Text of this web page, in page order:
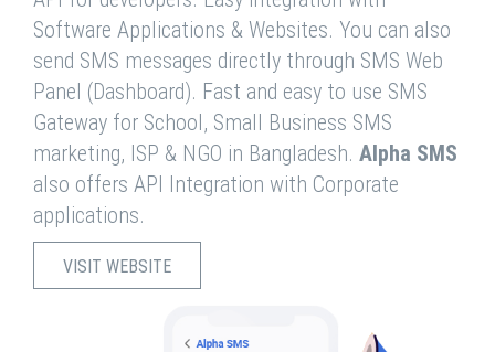
Software Applications & Websites. You can also
send SMS messages directly through SMS Web
Panel (Dashboard). Fast and easy to use SMS
Gateway for School, Small Business SMS
marketing, ISP & NGO in Bangladesh. Alpha SMS
also offers API Integration with Corporate
applications.
VISIT WEBSITE